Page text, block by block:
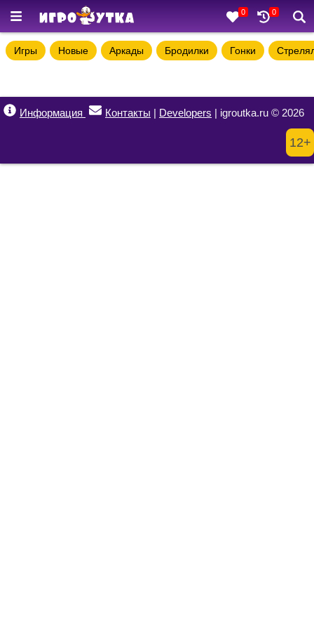
0 0
Игры Новые Аркады Бродилки Гонки
Информация Контакты | Developers | igroutka.ru © 2026
12+